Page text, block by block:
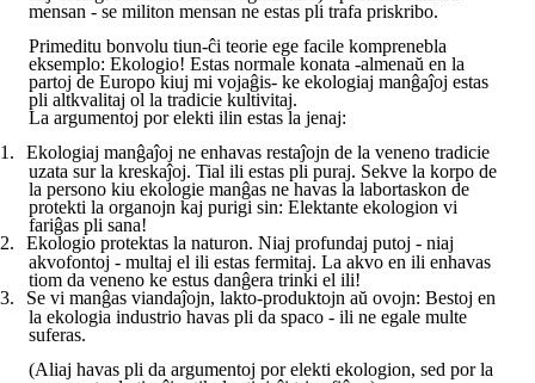
mensan - se militon mensan ne estas pli trafa priskribo.
Primeditu bonvolu tiun-ĉi teorie ege facile komprenebla
eksemplo: Ekologio! Estas normale konata -almenaŭ en la
partoj de Europo kiuj mi vojaĝis- ke ekologiaj manĝaĵoj estas
pli altkvalitaj ol la tradicie kultivitaj.
La argumentoj por elekti ilin estas la jenaj:
1.
Ekologiaj manĝaĵoj ne enhavas restaĵojn de la veneno tradicie
uzata sur la kreskaĵoj. Tial ili estas pli puraj. Sekve la korpo de
la persono kiu ekologie manĝas ne havas la labortaskon de
protekti la organojn kaj purigi sin: Elektante ekologion vi
fariĝas pli sana!
2.
Ekologio protektas la naturon. Niaj profundaj putoj - niaj
akvofontoj - multaj el ili estas fermitaj. La akvo en ili enhavas
tiom da veneno ke estus danĝera trinki el ili!
3.
Se vi manĝas viandaĵojn, lakto-produktojn aŭ ovojn: Bestoj en
la ekologia industrio havas pli da spaco - ili ne egale multe
suferas.
(Aliaj havas pli da argumentoj por elekti ekologion, sed por la